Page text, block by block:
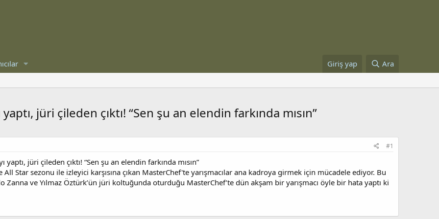
Giriş yap Ara
jüri çileden çıktı! “Sen şu an elendin farkında mısın”
#1
yaptı, jüri çileden çıktı! “Sen şu an elendin farkında mısın”
All Star sezonu ile izleyici karşısına çıkan MasterChef'te yarışmacılar ana kadroya girmek için mücadele ediyor. Bu
Zanna ve Yılmaz Öztürk’ün jüri koltuğunda oturduğu MasterChef’te dün akşam bir yarışmacı öyle bir hata yaptı ki